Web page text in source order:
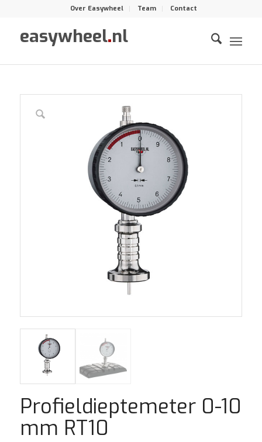
Over Easywheel Team Contact
easywheel.nl
Profieldieptemeter 0-10
mm RT10